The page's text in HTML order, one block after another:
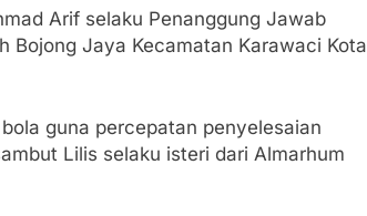
Arif selaku Penanggung Jawab
Bojong Jaya Kecamatan Karawaci Kota
guna percepatan penyelesaian
Lilis selaku isteri dari Almarhum